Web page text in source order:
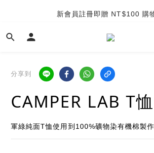
TUANTUAN & GAUTE
新會員註冊即贈 NT$100 購
TUANTUAN & GAUTE
分享到
CAMPER LAB T恤
軍綠純面T恤使用到100%礦物染有機棉製作